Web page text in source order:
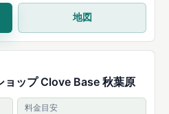
地図
ョップ Clove Base 秋葉原
料金目安